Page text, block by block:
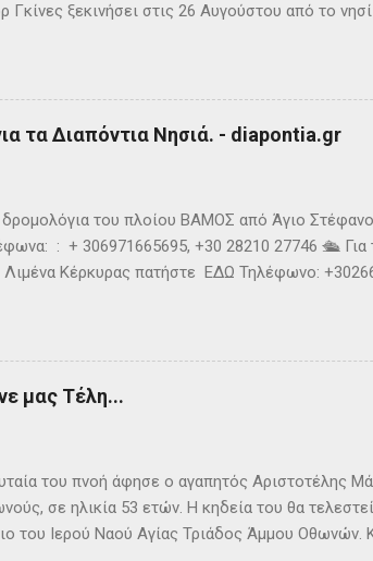
Γκίνες ξεκινήσει στις 26 Αυγούστου από το
Τη νύχτα ένα κοπάδι μεδουσών τον έβαλε
τη προσπάθεια. 👉 Ακολουθήστε
τα Διαπόντια Νησιά. - diapontia.gr
του πλοίου ΒΑΜΟΣ από Άγιο
: + 306971665695, +30 28210 27746 🛳️ Για
Λιμένα Κέρκυρας πατήστε ΕΔΩ Τηλέφωνο:
👉Ακολουθήστε μας στο Facebook και
μας Τέλη...
του πνοή άφησε ο αγαπητός Αριστοτέλης
σε ηλικία 53 ετών. Η κηδεία του θα
του Ιερού Ναού Αγίας Τριάδος Άμμου Οθωνών.